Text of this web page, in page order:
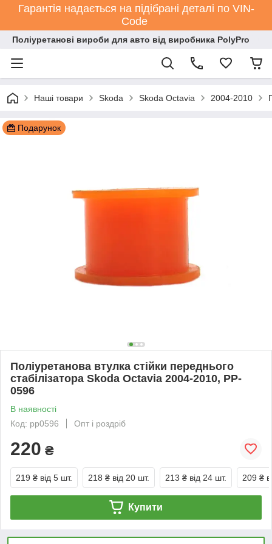
Гарантія надається на підібрані деталі по VIN-
Code
Поліуретанові вироби для авто від виробника PolyPro
Наші товари Skoda Skoda Octavia 2004-2010
Подарунок
Поліуретанова втулка стійки переднього
стабілізатора Skoda Octavia 2004-2010, PP-
0596
В наявності
Код: pp0596
Опт і роздріб
220 ₴
219 ₴ від 5 шт. 218 ₴ від 20 шт. 213 ₴ від 24 шт. 209 ₴
Купити